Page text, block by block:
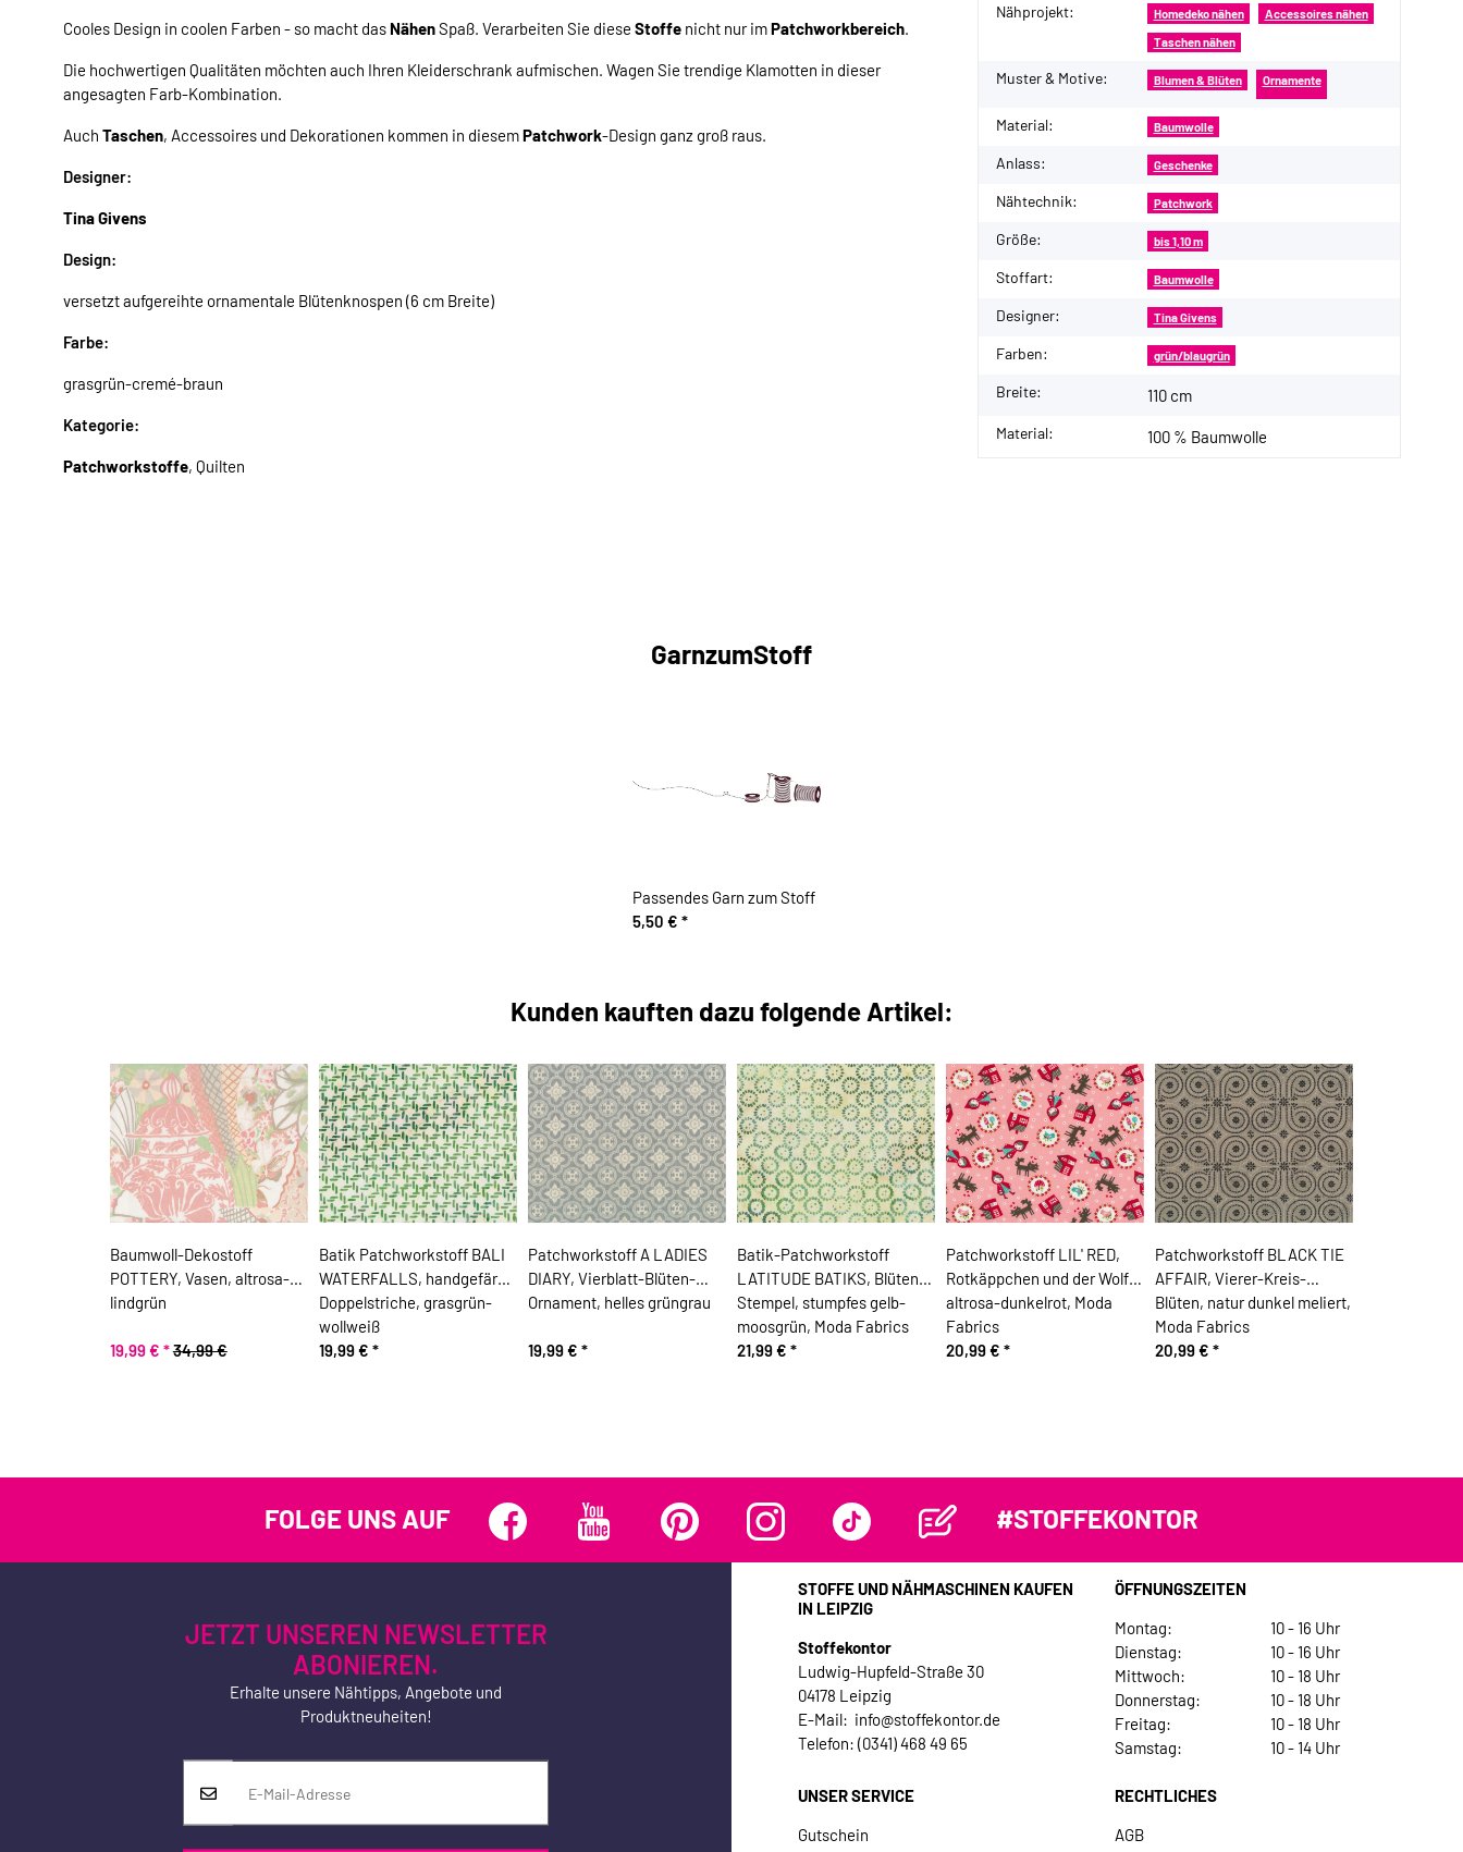
Cooles Design in coolen Farben - so macht das NähenSpaß. Verarbeiten Sie diese Stoffe nicht nur imPatchworkbereich.
Die hochwertigen Qualitäten möchten auch Ihren Kleiderschrank aufmischen. Wagen Sie trendige Klamotten in dieser
angesagten Farb-Kombination.
Auch Taschen, Accessoires und Dekorationen kommen in diesemPatchwork-Design ganz groß raus.
Designer:
Tina Givens
Design:
versetzt aufgereihte ornamentale Blütenknospen (6 cm Breite)
Farbe:
grasgrün-cremé-braun
Kategorie:
Patchworkstoffe, Quilten
Produkteigenschaft
Wert
Nähprojekt: Homedeko nähen Accessoires nähen
Taschen nähen
Muster & Motive: Blumen & Blüten Ornamente
Material: Baumwolle
Anlass: Geschenke
Nähtechnik: Patchwork
Größe: bis 1,10 m
Stoffart: Baumwolle
Designer: Tina Givens
Farben: grün/blaugrün
Breite: 110 cm
Material: 100 % Baumwolle
GarnzumStoff
Passendes Garn zum Stoff
5,50 € *
Kunden kauften dazu folgende Artikel:
Baumwoll-Dekostoff
POTTERY, Vasen, altrosa-
lindgrün
19,99 € *34,99 €
Batik Patchworkstoff BALI
WATERFALLS, handgefärbt,
Doppelstriche, grasgrün-
wollweiß
19,99 € *
Patchworkstoff A LADIES
DIARY, Vierblatt-Blüten-
Ornament, helles grüngrau
19,99 € *
Batik-Patchworkstoff
LATITUDE BATIKS, Blüten-
Stempel, stumpfes gelb-
moosgrün, Moda Fabrics
21,99 € *
Patchworkstoff LIL' RED,
Rotkäppchen und der Wolf,
altrosa-dunkelrot, Moda
Fabrics
20,99 € *
Patchworkstoff BLACK TIE
AFFAIR, Vierer-Kreis-
Blüten, natur dunkel meliert,
Moda Fabrics
20,99 € *
FOLGE UNS AUF #STOFFEKONTOR
JETZT UNSEREN NEWSLETTER
ABONIEREN.
Erhalte unsere Nähtipps, Angebote und
Produktneuheiten!
STOFFE UND NÄHMASCHINEN KAUFEN
IN LEIPZIG
Stoffekontor
Ludwig-Hupfeld-Straße 30
04178 Leipzig
E-Mail: info@stoffekontor.de
Telefon: (0341) 468 49 65
ÖFFNUNGSZEITEN
Montag:
10 - 16 Uhr
Dienstag:
10 - 16 Uhr
Mittwoch:
10 - 18 Uhr
Donnerstag:
10 - 18 Uhr
Freitag:
10 - 18 Uhr
Samstag:
10 - 14 Uhr
UNSER SERVICE
Gutschein
RECHTLICHES
AGB